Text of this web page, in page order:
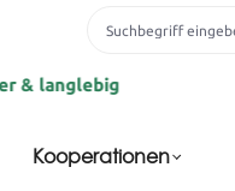
Kooperationen